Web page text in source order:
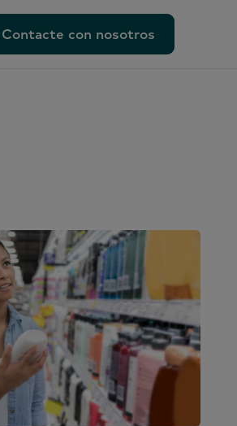
Contacte con nosotros
Contacte con nosotros